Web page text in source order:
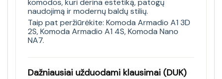
komodos, kuri derina estetiką, patogų
naudojimą ir modernų baldų stilių.
Taip pat peržiūrėkite: Komoda Armadio A1 3D
2S,Komoda Armadio A1 4S,Komoda Nano
NA7.
Dažniausiai užduodami klausimai (DUK)